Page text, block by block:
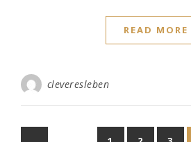
READ MORE
cleveresleben